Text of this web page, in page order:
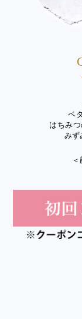
ベ
はちみ
みず